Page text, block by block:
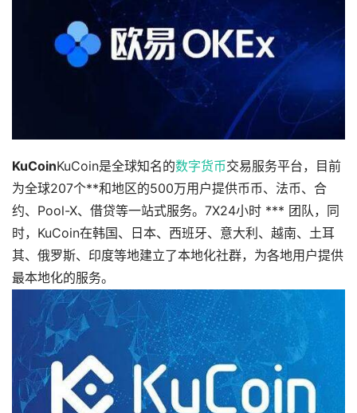
KuCoinKuCoin是全球知名的数字货币交易服务平台，目前
为全球207个**和地区的500万用户提供币币、法币、合
约、Pool-X、借贷等一站式服务。7X24小时 *** 团队，同
时，KuCoin在韩国、日本、西班牙、意大利、越南、土耳
其、俄罗斯、印度等地建立了本地化社群，为各地用户提供
最本地化的服务。